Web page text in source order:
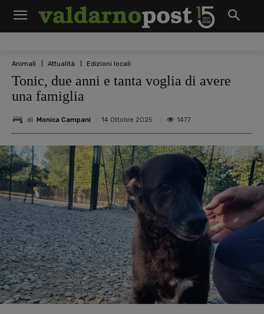
Animali Attualità Edizioni locali
Tonic, due anni e tanta voglia di avere
una famiglia
di Monica Campani 14 Ottobre 2025 1477